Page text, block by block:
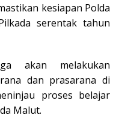
kesiapan Polda
serentak tahun
akan melakukan
dan prasarana di
proses belajar
Malut.